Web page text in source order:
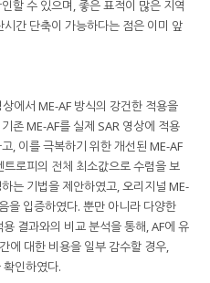
할 수 있으며, 좋은 표적이 많은 지역
간 단축이 가능하다는 점은 이미 앞
에서 ME-AF 방식의 강건한 적용을
존 ME-AF를 실제 SAR 영상에 적용
, 이를 극복하기 위한 개선된 ME-AF
로피의 전체 최소값으로 수렴을 보
는 기법을 제안하였고, 오리지널 ME-
을 입증하였다. 뿐만 아니라 다양한
결과와의 비교 분석을 통해, AF에 유
에 대한 비용을 일부 감수할 경우,
인하였다.